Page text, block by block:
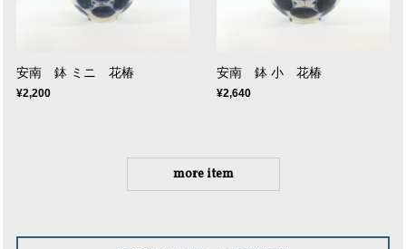
安南 鉢 ミニ 花椿
¥2,200
安南 鉢 小 花椿
¥2,640
more item